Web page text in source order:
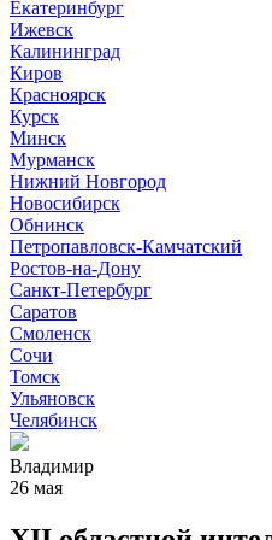
Екатеринбург
Ижевск
Калининград
Киров
Красноярск
Курск
Минск
Мурманск
Нижний Новгород
Новосибирск
Обнинск
Петропавловск-Камчатский
Ростов-на-Дону
Санкт-Петербург
Саратов
Смоленск
Сочи
Томск
Ульяновск
Челябинск
Владимир
26 мая